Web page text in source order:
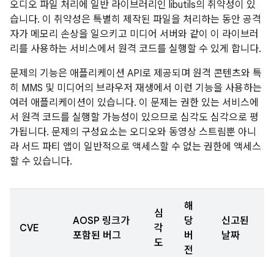
오디오 파일 처리에 일반 라이브러리인 libutils의 취약성이 있
습니다. 이 취약성은 특별히 제작된 파일을 처리하는 동안 공격
자가 메모리 손상을 일으키고 미디어 서버와 같이 이 라이브러
리를 사용하는 서비스에서 원격 코드를 실행할 수 있게 합니다.
문제의 기능은 애플리케이션 API로 제공되며 원격 콘텐츠와 특
히 MMS 및 미디어의 브라우저 재생에서 이런 기능을 사용하는
여러 애플리케이션이 있습니다. 이 문제는 권한 있는 서비스에
서 원격 코드를 실행할 가능성이 있으므로 심각도 심각으로 평
가됩니다. 문제의 구성요소는 오디오와 동영상 스트림뿐 아니
라 서드 파티 앱이 일반적으로 액세스할 수 없는 권한에 액세스
할 수 있습니다.
CVE
AOSP 링크가
포함된 버그
심
각
도
해
당
버
전
신고된
날짜